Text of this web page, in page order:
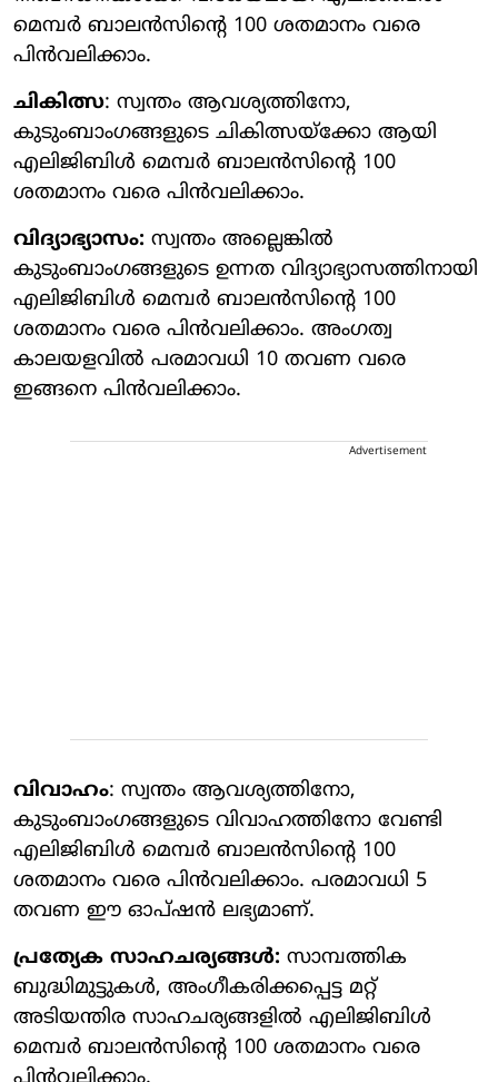
മെമ്പര്‍ ബാലന്‍സിന്റെ 100 ശതമാനം വരെ
പിന്‍വലിക്കാം.
ചികിത്സ: സ്വന്തം ആവശ്യത്തിനോ,
കുടുംബാംഗങ്ങളുടെ ചികിത്സയ്ക്കോ ആയി
എലിജിബിള്‍ മെമ്പര്‍ ബാലന്‍സിന്റെ 100
ശതമാനം വരെ പിന്‍വലിക്കാം.
വിദ്യാഭ്യാസം: സ്വന്തം അല്ലെങ്കില്‍
കുടുംബാംഗങ്ങളുടെ ഉന്നത വിദ്യാഭ്യാസത്തിനായി
എലിജിബിള്‍ മെമ്പര്‍ ബാലന്‍സിന്റെ 100
ശതമാനം വരെ പിന്‍വലിക്കാം. അംഗത്വ
കാലയളവില്‍ പരമാവധി 10 തവണ വരെ
ഇങ്ങനെ പിന്‍വലിക്കാം.
Advertisement
വിവാഹം: സ്വന്തം ആവശ്യത്തിനോ,
കുടുംബാംഗങ്ങളുടെ വിവാഹത്തിനോ വേണ്ടി
എലിജിബിള്‍ മെമ്പര്‍ ബാലന്‍സിന്റെ 100
ശതമാനം വരെ പിന്‍വലിക്കാം. പരമാവധി 5
തവണ ഈ ഓപ്ഷന്‍ ലഭ്യമാണ്.
പ്രത്യേക സാഹചര്യങ്ങള്‍: സാമ്പത്തിക
ബുദ്ധിമുട്ടുകള്‍, അംഗീകരിക്കപ്പെട്ട മറ്റ്
അടിയന്തിര സാഹചര്യങ്ങളില്‍ എലിജിബിള്‍
മെമ്പര്‍ ബാലന്‍സിന്റെ 100 ശതമാനം വരെ